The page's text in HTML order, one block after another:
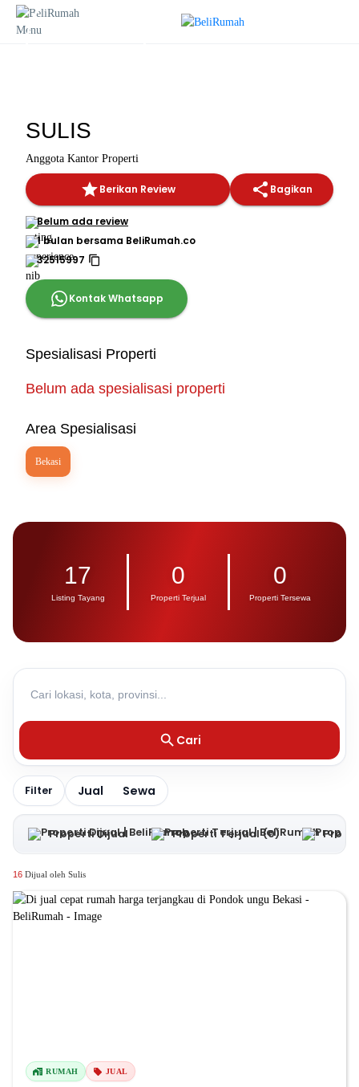
SULIS
Anggota Kantor Properti
Berikan Review Bagikan
Belum ada review
1 bulan bersama BeliRumah.co
32515997
Kontak Whatsapp
Spesialisasi Properti
Belum ada spesialisasi properti
Area Spesialisasi
Bekasi
17
Listing Tayang
0
Properti Terjual
0
Properti Tersewa
Cari
Filter Jual Sewa
Properti Dijual Properti Terjual (0)
16 Dijual oleh Sulis
RUMAH JUAL